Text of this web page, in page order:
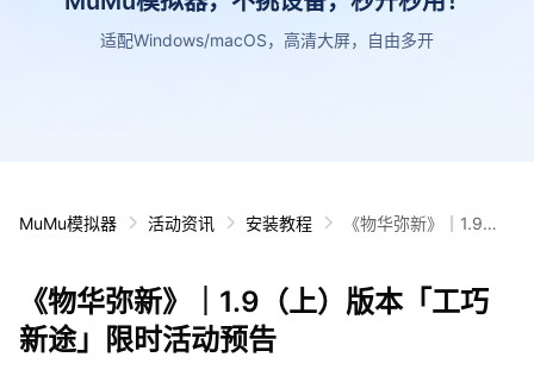
适配Windows/macOS，高清大屏，自由多开
MuMu模拟器 活动资讯 安装教程
《物华弥新》｜1.9
《物华弥新》｜1.9（上）版本「工巧
新途」限时活动预告